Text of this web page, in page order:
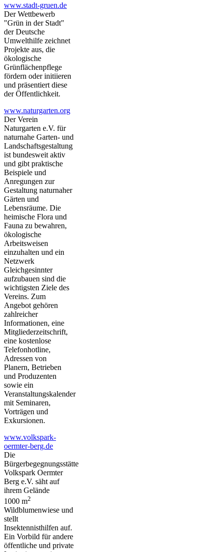
www.stadt-gruen.de
Der Wettbewerb
"Grün in der Stadt"
der Deutsche
Umwelthilfe zeichnet
Projekte aus, die
ökologische
Grünflächenpflege
fördern oder initiieren
und präsentiert diese
der Öffentlichkeit.
www.naturgarten.org
Der Verein
Naturgarten e.V. für
naturnahe Garten- und
Landschaftsgestaltung
ist bundesweit aktiv
und gibt praktische
Beispiele und
Anregungen zur
Gestaltung naturnaher
Gärten und
Lebensräume. Die
heimische Flora und
Fauna zu bewahren,
ökologische
Arbeitsweisen
einzuhalten und ein
Netzwerk
Gleichgesinnter
aufzubauen sind die
wichtigsten Ziele des
Vereins. Zum
Angebot gehören
zahlreicher
Informationen, eine
Mitgliederzeitschrift,
eine kostenlose
Telefonhotline,
Adressen von
Planern, Betrieben
und Produzenten
sowie ein
Veranstaltungskalender
mit Seminaren,
Vorträgen und
Exkursionen.
www.volkspark-
oermter-berg.de
Die
Bürgerbegegnungsstätte
Volkspark Oermter
Berg e.V. säht auf
ihrem Gelände
1000 m2
Wildblumenwiese und
stellt
Insektennisthilfen auf.
Ein Vorbild für andere
öffentliche und private